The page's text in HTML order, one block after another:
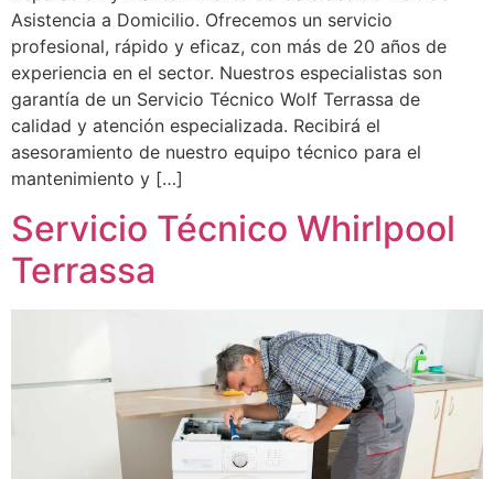
Asistencia a Domicilio. Ofrecemos un servicio
profesional, rápido y eficaz, con más de 20 años de
experiencia en el sector. Nuestros especialistas son
garantía de un Servicio Técnico Wolf Terrassa de
calidad y atención especializada. Recibirá el
asesoramiento de nuestro equipo técnico para el
mantenimiento y […]
Servicio Técnico Whirlpool
Terrassa